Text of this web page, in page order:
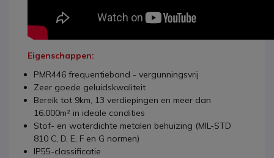
Eigenschappen:
PMR446 frequentieband - vergunningsvrij
Zeer goede geluidskwaliteit
Bereik tot 9km, 13 verdiepingen en meer dan
16.000m² in ideale condities
Stof- en waterdichte metalen behuizing (MIL-STD
810 C, D, E, F en G normen)
IP55-classificatie